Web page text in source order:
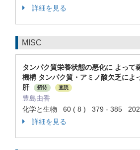
詳細を見る
MISC
タンパク質栄養状態の悪化に よって
機構 タンパク質・アミノ酸欠乏によ
肝
招待 査読
豊島由香
化学と生物 60 ( 8 ) 379 - 385
詳細を見る